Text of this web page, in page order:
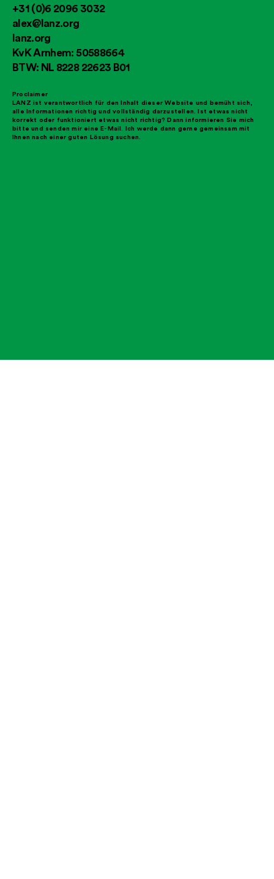
+31 (0)6 2096 3032
alex@lanz.org
lanz.org
KvK Arnhem: 50588664
BTW: NL 8228 22623 B01
Proclaimer
LANZ ist verantwortlich für den Inhalt dieser Website und bemüht sich,
alle Informationen richtig und vollständig darzustellen. Ist etwas nicht
korrekt oder funktioniert etwas nicht richtig? Dann informieren Sie mich
bitte und senden mir eine E-Mail. Ich werde dann gerne gemeinsam mit
Ihnen nach einer guten Lösung suchen.